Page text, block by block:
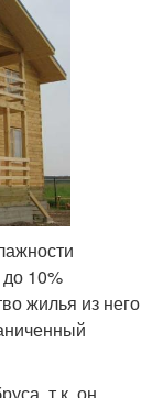
до 10%
жилья из него